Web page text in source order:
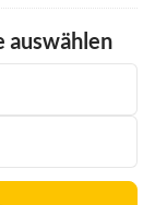
auswählen